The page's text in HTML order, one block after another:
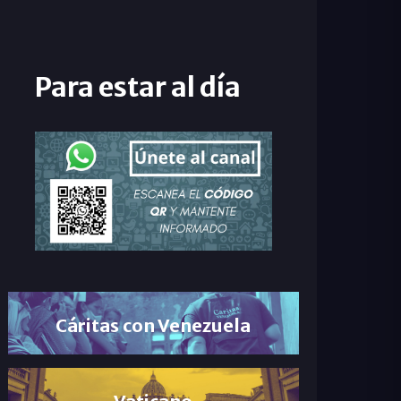
Para estar al día
Cáritas con Venezuela